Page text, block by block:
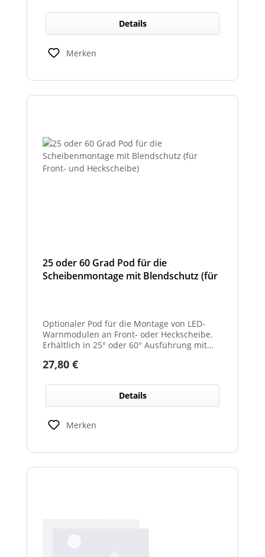
Rückfahrscheinwerfer im Geltungsbereich
der StVO zugelassen.Details
Merken
25 oder 60 Grad Pod für die
Scheibenmontage mit Blendschutz (für
Optionaler Pod für die Montage von LED-
Warnmodulen an Front- oder Heckscheibe.
Erhältlich in 25° oder 60° Ausführung mit
Regulärer Preis:
27,80 €
Details
Merken